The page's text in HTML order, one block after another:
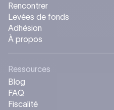
Rencontrer
Levées de fonds
Adhésion
À propos
Ressources
Blog
FAQ
Fiscalité